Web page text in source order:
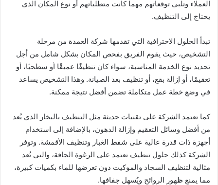
العملاء وتلبي توقعاتهم مهما كانت متطلباتهم أو نوع المكان الذي
يحتاج إلى التنظيف.
تبدأ الحلول الاحترافية التي تقدمها شركة العمدة من مرحلة
التشخيص، حيث يقوم الفريق بفحص المكان بشكل شامل من أجل
تحديد نوع الخدمة المناسبة، سواء كان تنظيفًا عميقًا أو سطحيًا، أو
تعقيمًا، أو إزالة بقع، أو تنظيف بعد الصيانة. وهذا التشخيص يساعد
في وضع خطة عمل متكاملة تضمن أفضل نتيجة ممكنة.
كما تعتمد الشركة على تقنيات حديثة مثل التنظيف بالبخار الذي يُعد
من أفضل وسائل التعقيم وإزالة الدهون، بالإضافة إلى استخدام
أجهزة ذات قدرة عالية على شفط الغبار وتنظيف الأقمشة. وتوفر
الشركة كذلك حلول تنظيف تعتمد على الرغوة الجافة، والتي تُعد
مثالية لتنظيف السجاد والموكيت دون تعرضها للماء بكميات كبيرة،
مما يمنع ظهور الروائح ويُسهل جفافها.